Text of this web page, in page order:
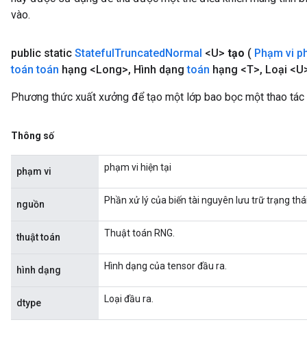
vào.
public static StatefulTruncatedNormal <U> tạo ( Phạm vi
toán toán hạng <Long>, Hình dạngtoán hạng <T>, Loại
Phương thức xuất xưởng để tạo một lớp bao bọc một thao
Thông số
phạm vi phạm vi hiện tại
nguồn Phần xử lý của biến tài nguyên lưu trữ trạng
thuật toán Thuật toán RNG.
hình dạng Hình dạng của tensor đầu ra.
dtype Loại đầu ra.